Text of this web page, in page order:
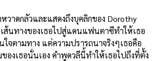
วาดกลัวและแสดงถึงบุคลิกของ Dorothy
ส้นทางของเธอไปสู่แดนแฟนตาซีทำให้เธอ
จตามทาง แต่ความปรารถนาจริงๆเธอคือ
องเธอนั่นเอง คำพูดวลีนี้ทำให้เธอไปถึงที่ตั้ง